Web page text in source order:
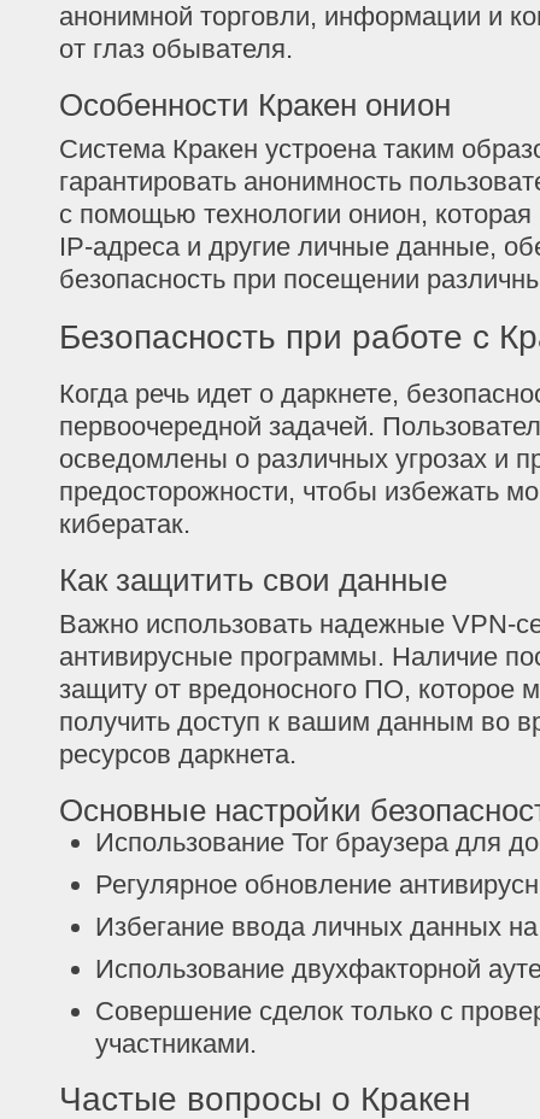
анонимной торговли, информации и
от глаз обывателя.
Особенности Кракен онион
Система Кракен устроена таким
гарантировать анонимность
с помощью технологии онион, которая
IP-адреса и другие личные данные,
безопасность при посещении
Безопасность при работе с
Когда речь идет о даркнете,
первоочередной задачей.
осведомлены о различных угрозах и
предосторожности, чтобы избежать
кибератак.
Как защитить свои данные
Важно использовать надежные VPN-
антивирусные программы. Наличие
защиту от вредоносного ПО, которое
получить доступ к вашим данным во
ресурсов даркнета.
Основные настройки
Использование Tor браузера для
Регулярное обновление
Избегание ввода личных данных
Использование двухфакторной
Совершение сделок только с
участниками.
Частые вопросы о Кракен